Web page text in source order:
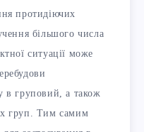
протидіючих
більшого числа
ситуації може
в груповий, а також
груп. Тим самим